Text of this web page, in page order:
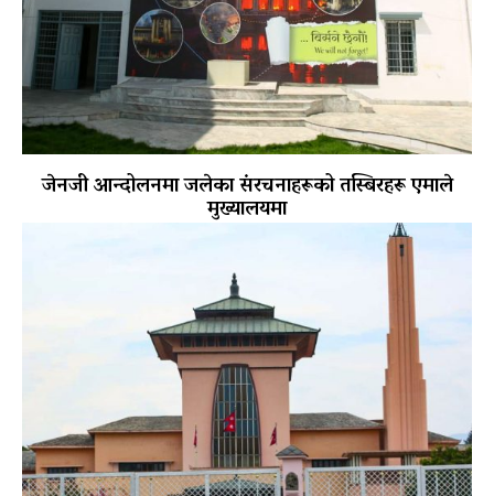
जेनजी आन्दोलनमा जलेका संरचनाहरूको तस्बिरहरू एमाले
मुख्यालयमा